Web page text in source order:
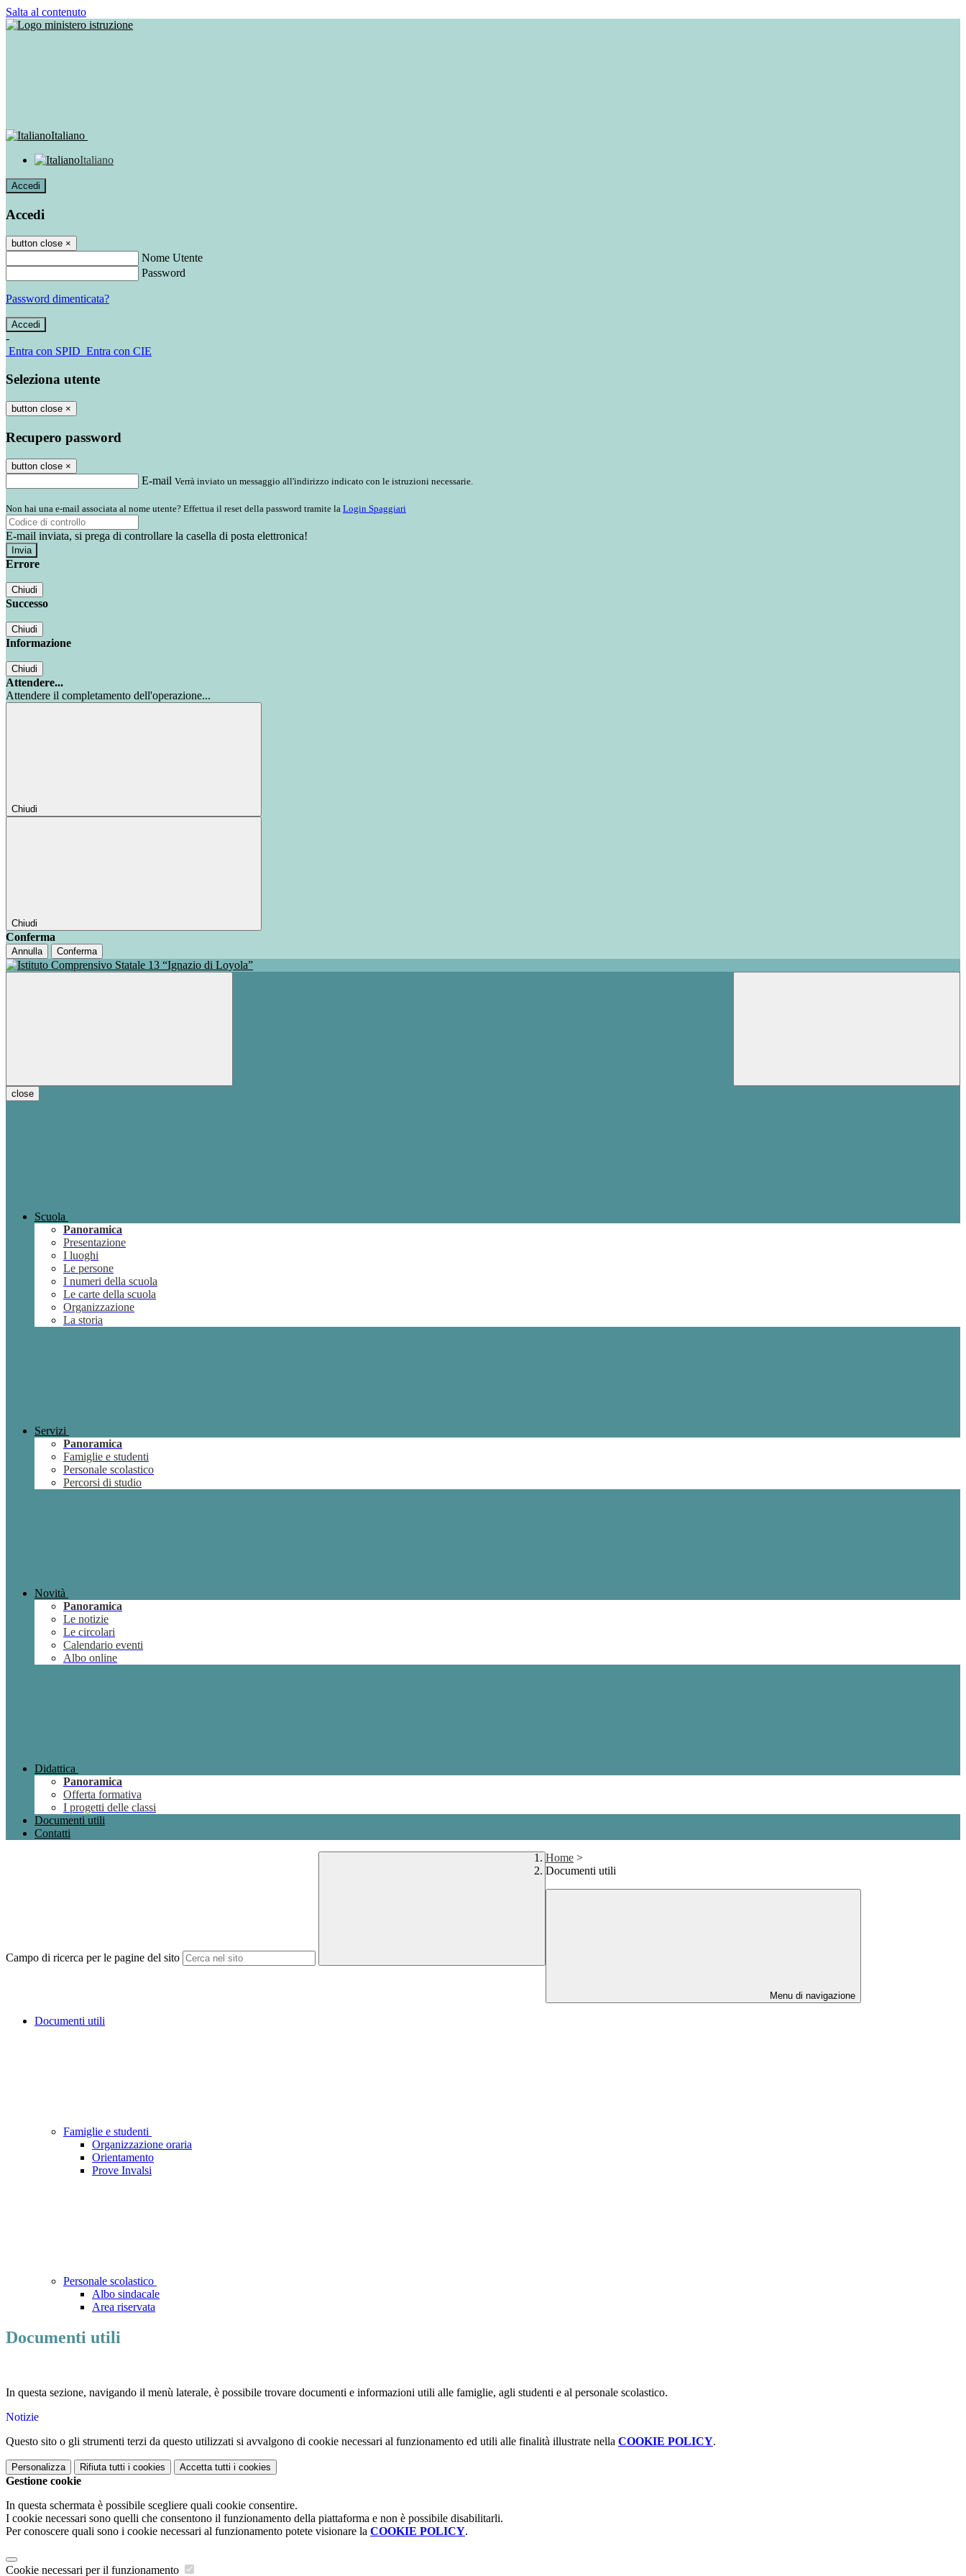
Salta al contenuto
Italiano
Italiano
Accedi
Accedi
button close ×
Nome Utente
Password
Password dimenticata?
-
Entra con SPID Entra con CIE
Seleziona utente
button close ×
Recupero password
button close ×
E-mail Verrà inviato un messaggio all'indirizzo indicato con le istruzioni necessarie.
Non hai una e-mail associata al nome utente? Effettua il reset della password tramite la Login Spaggiari
E-mail inviata, si prega di controllare la casella di posta elettronica!
Errore
Chiudi
Successo
Chiudi
Informazione
Chiudi
Attendere...
Attendere il completamento dell'operazione...
Chiudi
Chiudi
Conferma
Annulla Conferma
close
Scuola
Panoramica
Presentazione
I luoghi
Le persone
I numeri della scuola
Le carte della scuola
Organizzazione
La storia
Servizi
Panoramica
Famiglie e studenti
Personale scolastico
Percorsi di studio
Novità
Panoramica
Le notizie
Le circolari
Calendario eventi
Albo online
Didattica
Panoramica
Offerta formativa
I progetti delle classi
Documenti utili
Contatti
Campo di ricerca per le pagine del sito
Home >
Documenti utili
Menu di navigazione
Documenti utili
Famiglie e studenti
Organizzazione oraria
Orientamento
Prove Invalsi
Personale scolastico
Albo sindacale
Area riservata
Documenti utili
In questa sezione, navigando il menù laterale, è possibile trovare documenti e informazioni utili alle famiglie, agli studenti e al personale scolastico.
Notizie
Questo sito o gli strumenti terzi da questo utilizzati si avvalgono di cookie necessari al funzionamento ed utili alle finalità illustrate nella COOKIE POLICY.
Personalizza Rifiuta tutti i cookies Accetta tutti i cookies
Gestione cookie
In questa schermata è possibile scegliere quali cookie consentire.
I cookie necessari sono quelli che consentono il funzionamento della piattaforma e non è possibile disabilitarli.
Per conoscere quali sono i cookie necessari al funzionamento potete visionare la COOKIE POLICY.
Cookie necessari per il funzionamento